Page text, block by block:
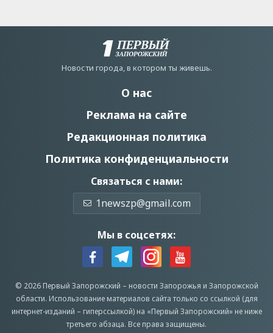
Новости города, в котором ты живешь.
О нас
Реклама на сайте
Редакционная политика
Политика конфиденциальности
Связаться с нами:
1newszp@gmail.com
Мы в соцсетях:
© 2026 Первый Запорожский – новости Запорожья и Запорожской
области. Использование материалов сайта только со ссылкой (для
интернет-изданий – гиперссылкой) на «Первый Запорожский» не ниже
третьего абзаца. Все права защищены.